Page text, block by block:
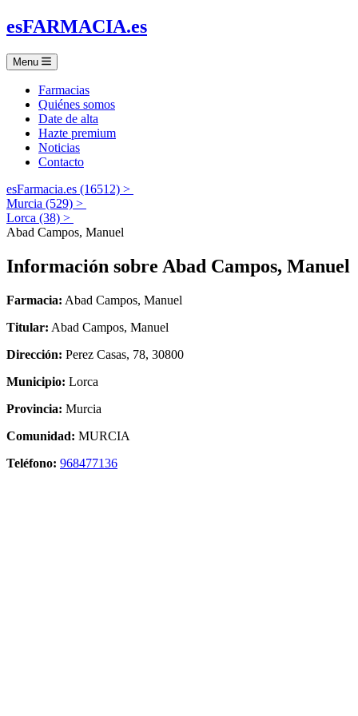
esFARMACIA.es
Menu
Farmacias
Quiénes somos
Date de alta
Hazte premium
Noticias
Contacto
esFarmacia.es (16512) >
Murcia (529) >
Lorca (38) >
Abad Campos, Manuel
Información sobre Abad Campos, Manuel
Farmacia: Abad Campos, Manuel
Titular: Abad Campos, Manuel
Dirección: Perez Casas, 78, 30800
Municipio: Lorca
Provincia: Murcia
Comunidad: MURCIA
Teléfono: 968477136